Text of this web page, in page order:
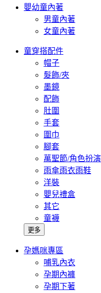
嬰幼童內著
男童內著
女童內著
童穿搭配件
帽子
髮飾/夾
墨鏡
配飾
肚圍
手套
圍巾
腳套
萬聖節/角色扮演
雨傘雨衣雨鞋
洋裝
嬰兒禮盒
其它
童襪
更多
孕媽咪專區
哺乳內衣
孕期內褲
孕期下著